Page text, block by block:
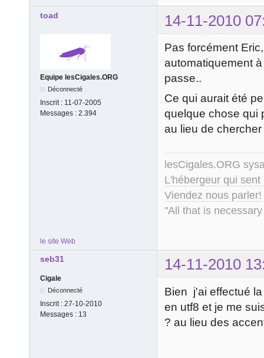
toad 14-11-2010
Equipe lesCigales.ORG
Déconnecté
Inscrit : 11-07-2005
Messages : 2.394
Pas forcément
automatiquement
passe..
Ce qui aurait été
quelque chose qui
au lieu de
lesCigales.ORG
L'hébergeur qui
Viendez nous parler!
"All that is
le site Web
seb31 14-11-2010
Cigale
Déconnecté
Inscrit : 27-10-2010
Messages : 13
Bien j'ai effectué
en utf8 et je me
? au lieu des